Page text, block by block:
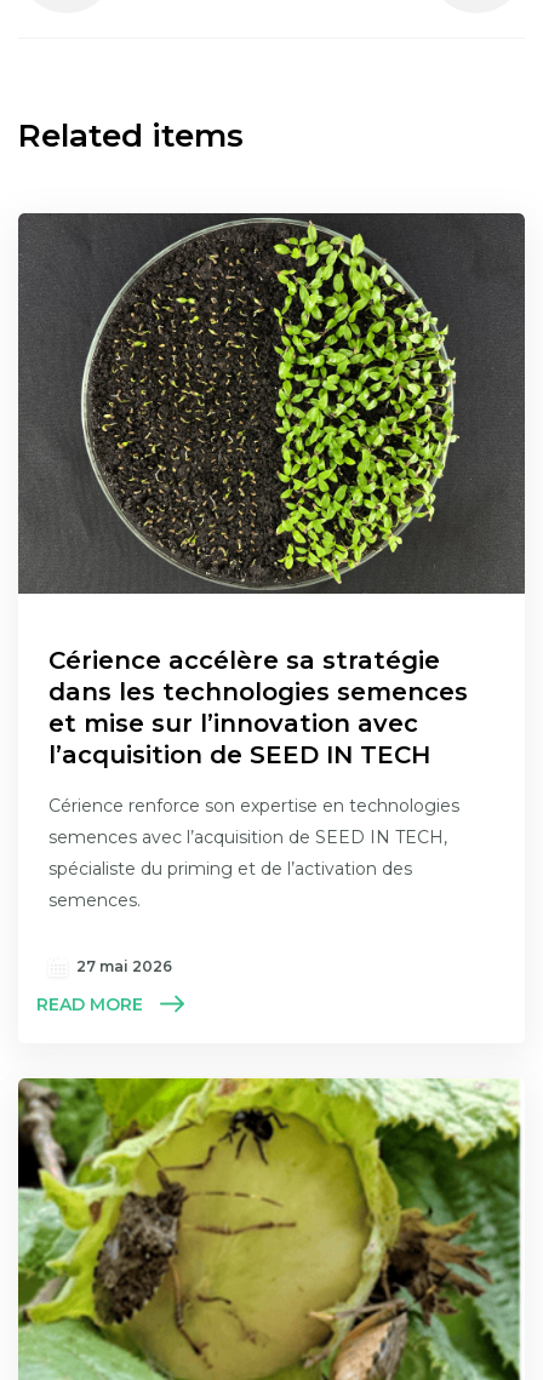
Related items
Cérience accélère sa stratégie
dans les technologies semences
et mise sur l’innovation avec
l’acquisition de SEED IN TECH
Cérience renforce son expertise en technologies
semences avec l’acquisition de SEED IN TECH,
spécialiste du priming et de l’activation des
semences.
27 mai 2026
READ MORE